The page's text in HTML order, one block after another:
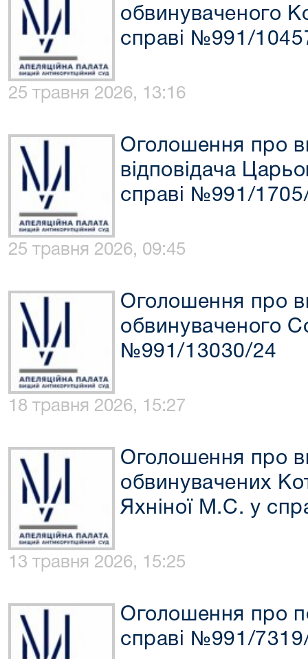
обвинуваченого
справі №991/
25 травня 2026, 13:16
Оголошення про
відповідача
справі №991/
25 травня 2026, 09:45
Оголошення про
обвинуваченого
№991/13030/24
18 травня 2026, 15:27
Оголошення про
обвинувачених
Яхніної М.С. у
13 травня 2026, 15:25
Оголошення про
справі №991/